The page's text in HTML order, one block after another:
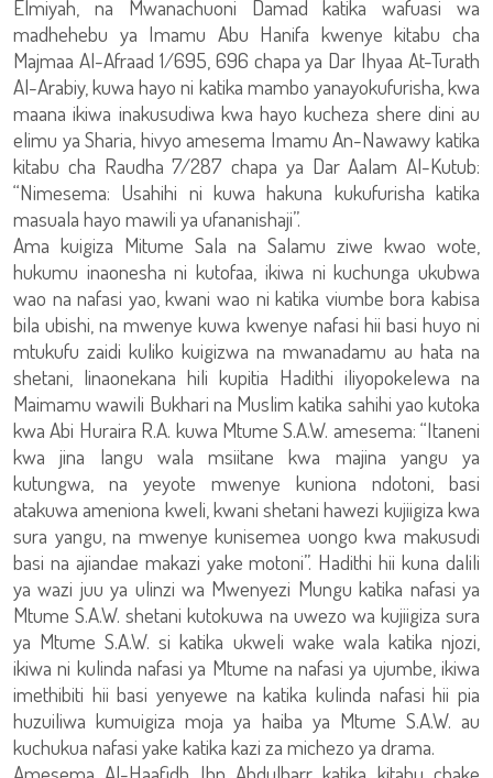
Elmiyah, na Mwanachuoni Damad katika wafuasi wa
madhehebu ya Imamu Abu Hanifa kwenye kitabu cha
Majmaa Al-Afraad 1/695, 696 chapa ya Dar Ihyaa At-Turath
Al-Arabiy, kuwa hayo ni katika mambo yanayokufurisha, kwa
maana ikiwa inakusudiwa kwa hayo kucheza shere dini au
elimu ya Sharia, hivyo amesema Imamu An-Nawawy katika
kitabu cha Raudha 7/287 chapa ya Dar Aalam Al-Kutub:
“Nimesema: Usahihi ni kuwa hakuna kukufurisha katika
masuala hayo mawili ya ufananishaji”.
Ama kuigiza Mitume Sala na Salamu ziwe kwao wote,
hukumu inaonesha ni kutofaa, ikiwa ni kuchunga ukubwa
wao na nafasi yao, kwani wao ni katika viumbe bora kabisa
bila ubishi, na mwenye kuwa kwenye nafasi hii basi huyo ni
mtukufu zaidi kuliko kuigizwa na mwanadamu au hata na
shetani, linaonekana hili kupitia Hadithi iliyopokelewa na
Maimamu wawili Bukhari na Muslim katika sahihi yao kutoka
kwa Abi Huraira R.A. kuwa Mtume S.A.W. amesema: “Itaneni
kwa jina langu wala msiitane kwa majina yangu ya
kutungwa, na yeyote mwenye kuniona ndotoni, basi
atakuwa ameniona kweli, kwani shetani hawezi kujiigiza kwa
sura yangu, na mwenye kunisemea uongo kwa makusudi
basi na ajiandae makazi yake motoni”. Hadithi hii kuna dalili
ya wazi juu ya ulinzi wa Mwenyezi Mungu katika nafasi ya
Mtume S.A.W. shetani kutokuwa na uwezo wa kujiigiza sura
ya Mtume S.A.W. si katika ukweli wake wala katika njozi,
ikiwa ni kulinda nafasi ya Mtume na nafasi ya ujumbe, ikiwa
imethibiti hii basi yenyewe na katika kulinda nafasi hii pia
huzuiliwa kumuigiza moja ya haiba ya Mtume S.A.W. au
kuchukua nafasi yake katika kazi za michezo ya drama.